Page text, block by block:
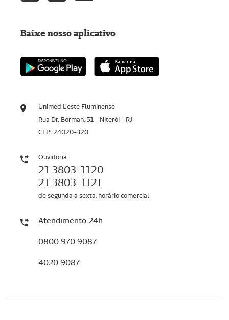
Unimed Leste Fluminense
Rua Dr. Borman, 51 - Niterói - RJ
CEP: 24020-320
Ouvidoria
21 3803-1120
21 3803-1121
de segunda a sexta, horário comercial
Atendimento 24h
0800 970 9087
4020 9087
Baixe nosso aplicativo